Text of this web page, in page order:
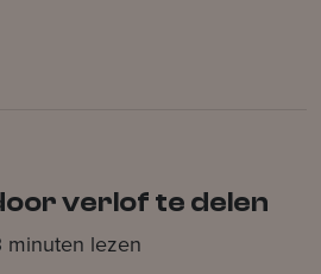
verlof te delen
minuten lezen